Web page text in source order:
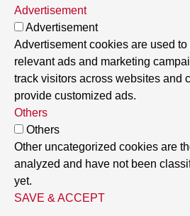
Advertisement
Advertisement
Advertisement cookies are used
relevant ads and marketing
track visitors across websites and
provide customized ads.
Others
Others
Other uncategorized cookies are
analyzed and have not been
yet.
SAVE & ACCEPT